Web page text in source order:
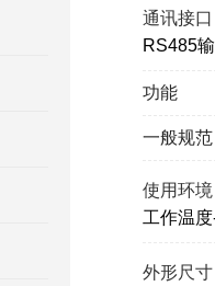
通讯接
RS485
功能
一般规范
使用环
工作温
外形尺